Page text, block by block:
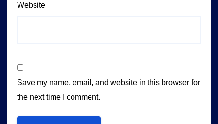
Website
Save my name, email, and website in this browser for
the next time I comment.